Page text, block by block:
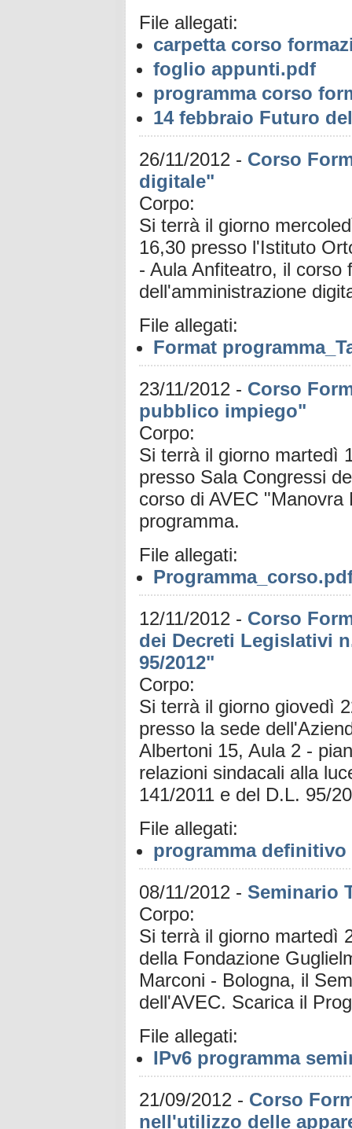
File allegati:
carpetta corso
foglio appunti.pdf
programma corso
14 febbraio Futuro
26/11/2012 - Corso
digitale"
Corpo:
Si terrà il giorno
16,30 presso l'Istituto
- Aula Anfiteatro, il corso
dell'amministrazione
File allegati:
Format
23/11/2012 - Corso
pubblico impiego"
Corpo:
Si terrà il giorno martedì
presso Sala Congressi
corso di AVEC
programma.
File allegati:
12/11/2012 - Corso
dei Decreti Legislativi
95/2012"
Corpo:
Si terrà il giorno giovedì
presso la sede
Albertoni 15, Aula 2 -
relazioni sindacali alla
141/2011 e del D.L. 95/
File allegati:
programma definitivo
08/11/2012 - Seminario
Corpo:
Si terrà il giorno martedì
della Fondazione
Marconi - Bologna, il
dell'AVEC. Scarica il
File allegati:
IPv6 programma
21/09/2012 - Corso
nell'utilizzo delle